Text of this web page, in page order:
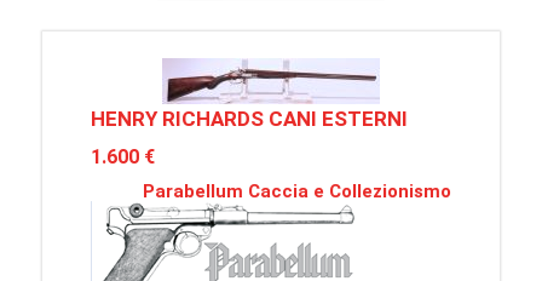
HENRY RICHARDS CANI ESTERNI
1.600 €
Parabellum Caccia e Collezionismo